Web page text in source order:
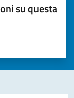
su questa
la chiarezza delle